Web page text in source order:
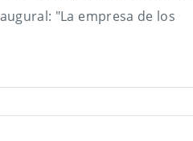
"La empresa de los